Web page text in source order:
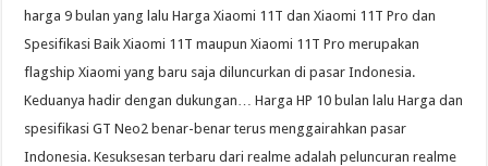
harga 9 bulan yang lalu Harga Xiaomi 11T dan Xiaomi 11T Pro dan
Spesifikasi Baik Xiaomi 11T maupun Xiaomi 11T Pro merupakan
flagship Xiaomi yang baru saja diluncurkan di pasar Indonesia.
Keduanya hadir dengan dukungan… Harga HP 10 bulan lalu Harga dan
spesifikasi GT Neo2 benar-benar terus menggairahkan pasar
Indonesia. Kesuksesan terbaru dari realme adalah peluncuran realme